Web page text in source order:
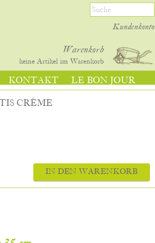
Kundenkonto
Warenkorb
keine Artikel im Warenkorb
KONTAKT LE BON JOUR
CRÈME
IN DEN WARENKORB